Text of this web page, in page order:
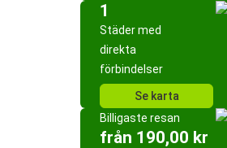
1
Städer med
direkta
förbindelser
Se karta
Billigaste resan
från 190,00 kr